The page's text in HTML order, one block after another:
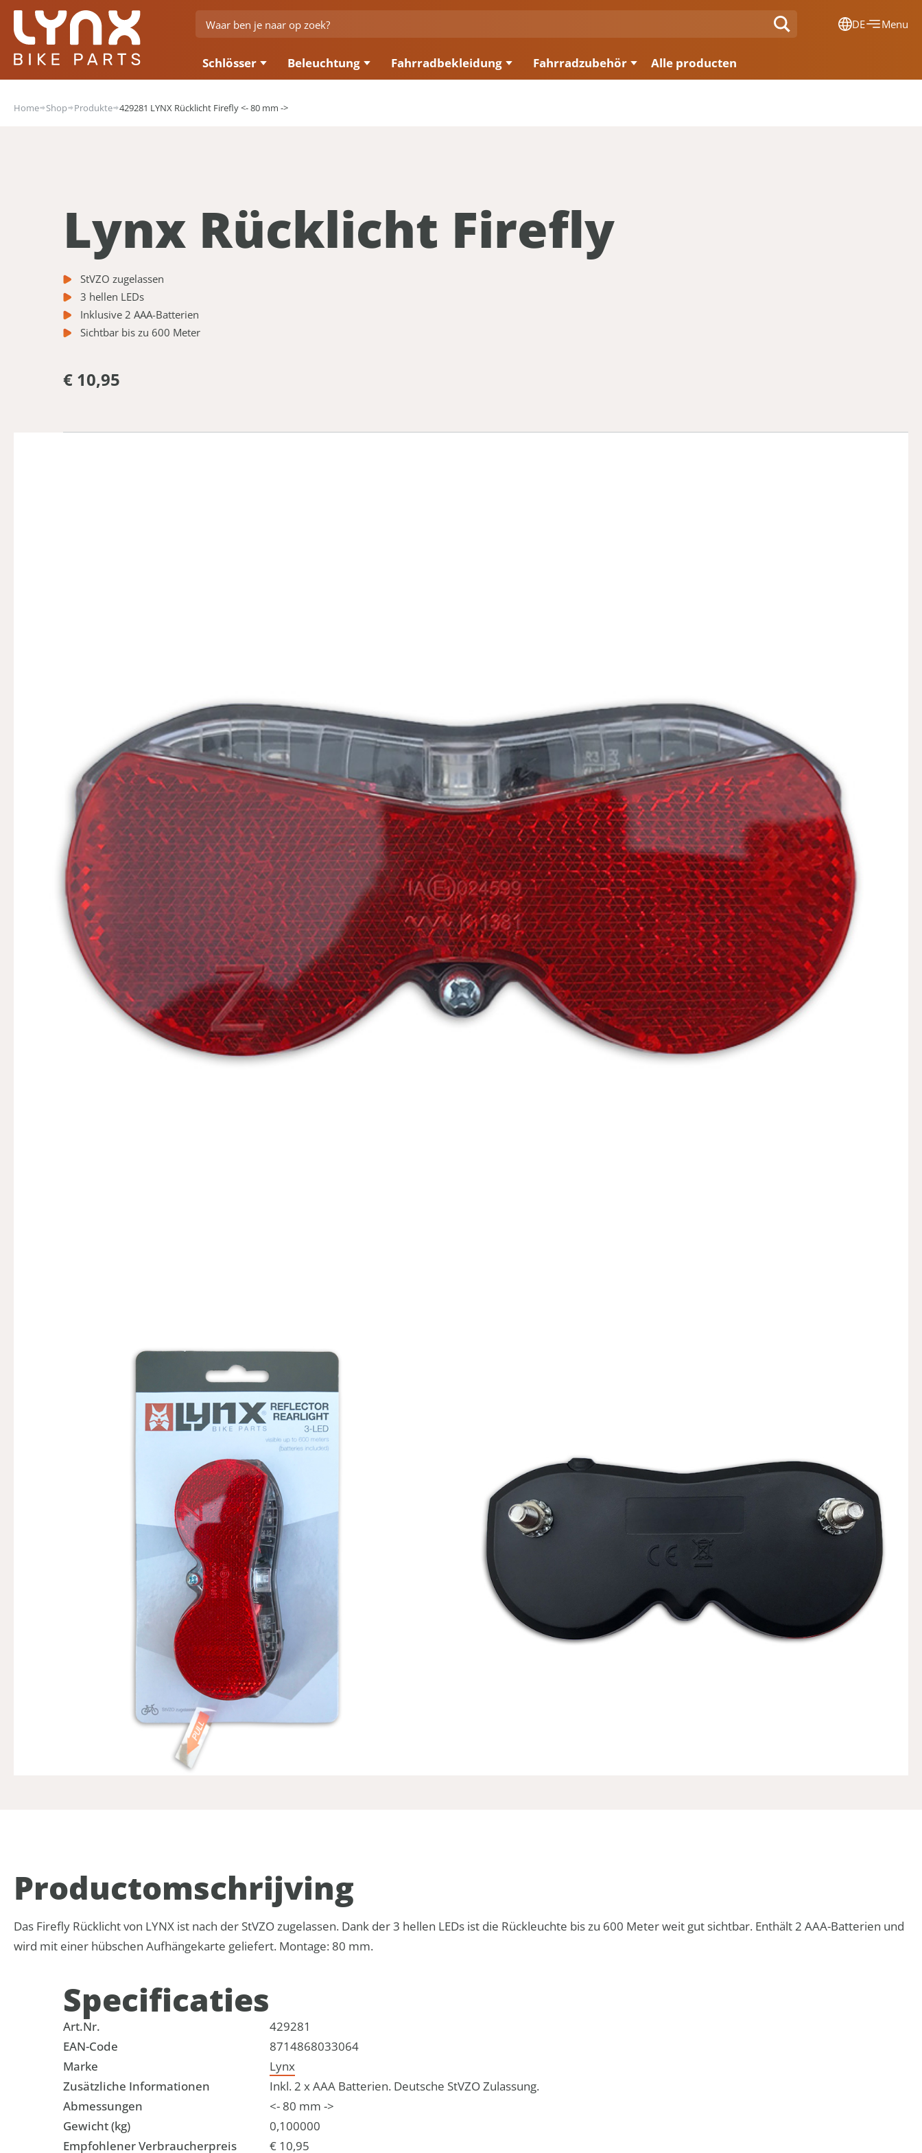
DE Menu
Schlösser Beleuchtung Fahrradbekleidung Fahrradzubehör Alle producten
Home Shop Produkte 429281 LYNX Rücklicht Firefly <- 80 mm ->
Lynx Rücklicht Firefly
StVZO zugelassen
3 hellen LEDs
Inklusive 2 AAA-Batterien
Sichtbar bis zu 600 Meter
€ 10,95
Product­omschrijving
Das Firefly Rücklicht von LYNX ist nach der StVZO zugelassen. Dank der 3 hellen LEDs ist die Rückleuchte bis zu 600 Meter weit gut sichtbar. Enthält 2 AAA-Batterien und
wird mit einer hübschen Aufhängekarte geliefert. Montage: 80 mm.
Specificaties
Art.Nr.
429281
EAN-Code
8714868033064
Marke
Lynx
Zusätzliche Informationen
Inkl. 2 x AAA Batterien. Deutsche StVZO Zulassung.
Abmessungen
<- 80 mm ->
Gewicht (kg)
0,100000
Empfohlener Verbraucherpreis
€ 10,95